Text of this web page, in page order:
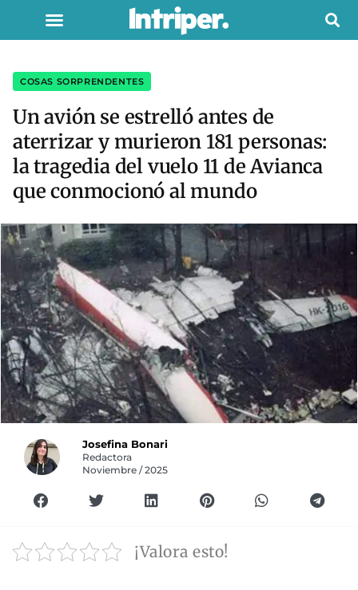
COSAS SORPRENDENTES
Un avión se estrelló antes de
aterrizar y murieron 181 personas:
la tragedia del vuelo 11 de Avianca
que conmocionó al mundo
Josefina Bonari
Redactora
Noviembre / 2025
¡Valora esto!